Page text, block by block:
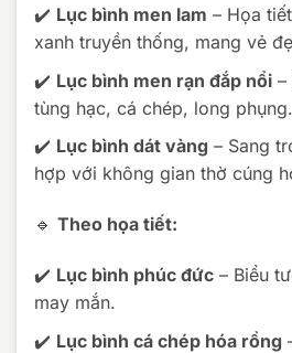
✔️ Lục bình men lam – Họa
xanh truyền thống, mang vẻ
✔️ Lục bình men rạn đắp nổi –
tùng hạc, cá chép, long
✔️ Lục bình dát vàng – Sang
hợp với không gian thờ cúng
🔹 Theo họa tiết:
✔️ Lục bình phúc đức – Biểu
may mắn.
✔️ Lục bình cá chép hóa rồng